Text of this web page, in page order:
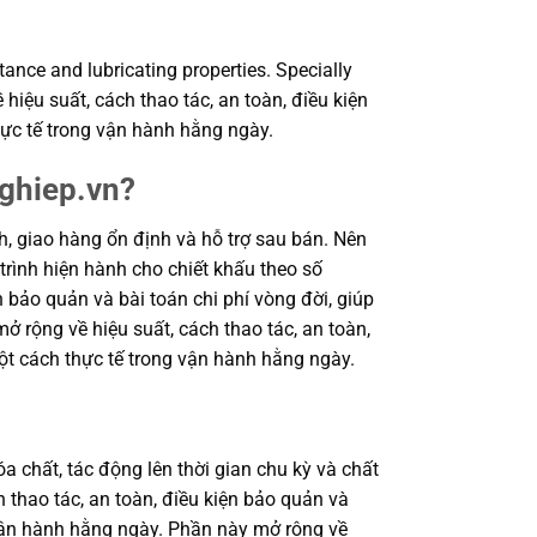
and lubricating properties. Specially
suất, cách thao tác, an toàn, điều kiện
tế trong vận hành hằng ngày.
giao hàng ổn định và hỗ trợ sau bán. Nên
hiện hành cho chiết khấu theo số
quản và bài toán chi phí vòng đời, giúp
rộng về hiệu suất, cách thao tác, an toàn,
cách thực tế trong vận hành hằng ngày.
chất, tác động lên thời gian chu kỳ và chất
tác, an toàn, điều kiện bảo quản và
hành hằng ngày. Phần này mở rộng về